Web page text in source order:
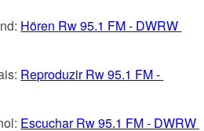
Hören Rw 95.1 FM - DWRW
Reproduzir Rw 95.1 FM -
Escuchar Rw 95.1 FM - DWRW